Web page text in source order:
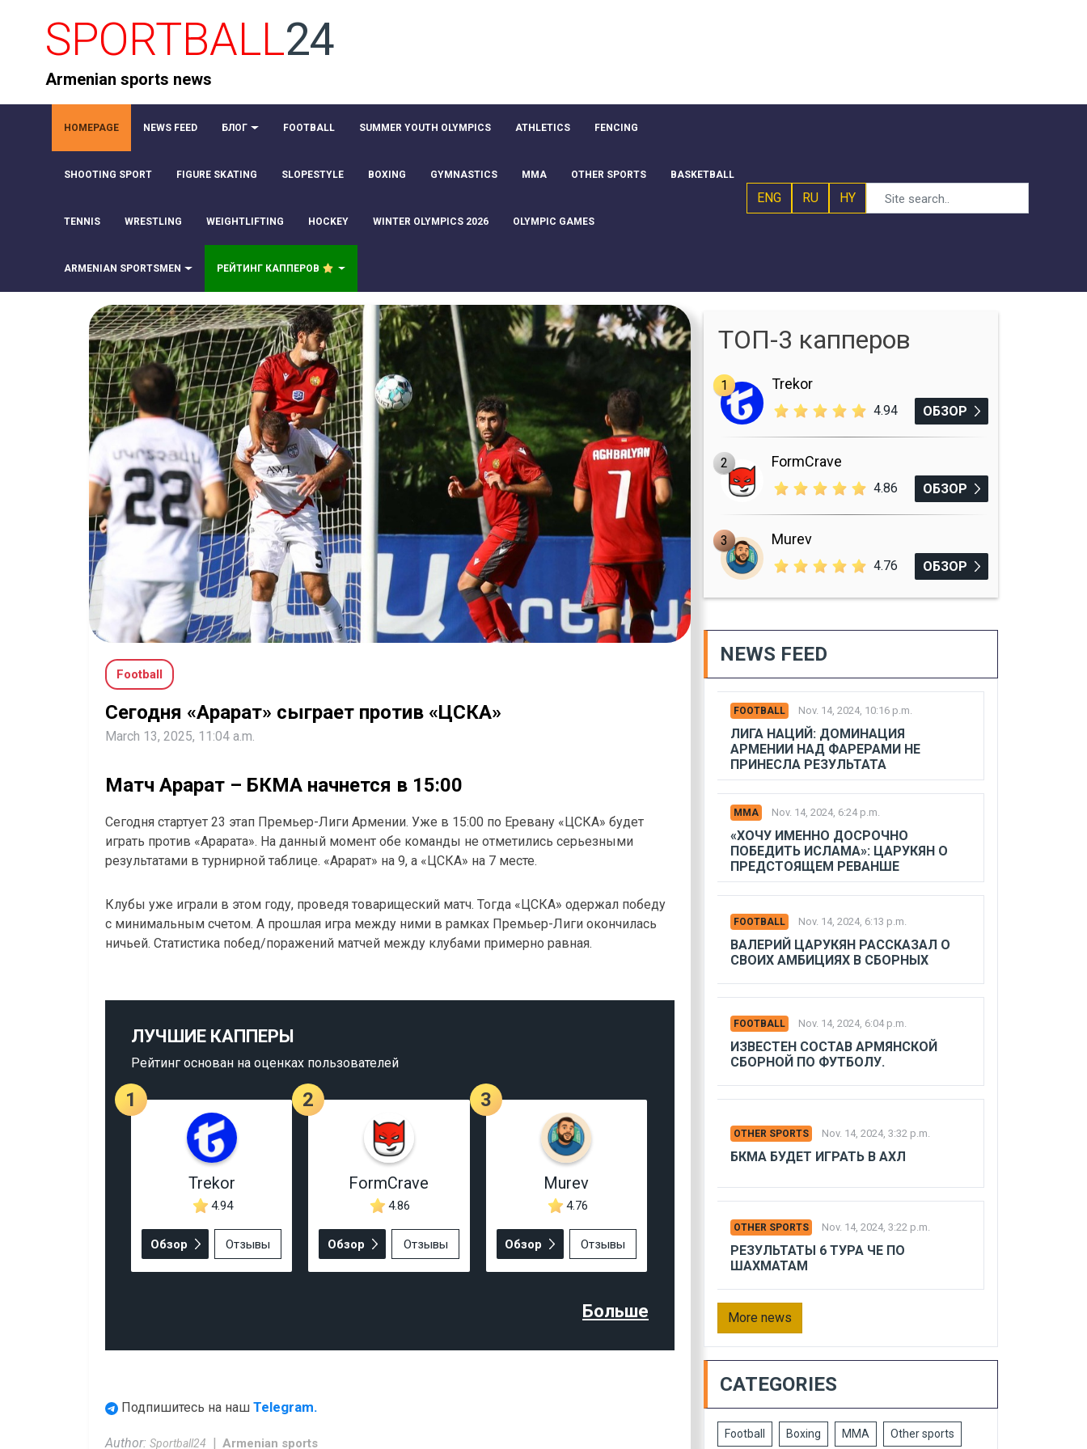
SPORTBALL24
Armenian sports news
HOMEPAGE NEWS FEED БЛОГ FOOTBALL SUMMER YOUTH OLYMPICS ATHLETICS FENCING
SHOOTING SPORT FIGURE SKATING SLOPESTYLE BOXING GYMNASTICS MMA OTHER SPORTS BASKETBALL
TENNIS WRESTLING WEIGHTLIFTING HOCKEY WINTER OLYMPICS 2026 OLYMPIC GAMES
ARMENIAN SPORTSMEN РЕЙТИНГ КАППЕРОВ
ENG RU HY
Football
Сегодня «Арарат» сыграет против «ЦСКА»
March 13, 2025, 11:04 a.m.
Матч Арарат – БКМА начнется в 15:00
Сегодня стартует 23 этап Премьер-Лиги Армении. Уже в 15:00 по Еревану «ЦСКА» будет
играть против «Арарата». На данный момент обе команды не отметились серьезными
результатами в турнирной таблице. «Арарат» на 9, а «ЦСКА» на 7 месте.
Клубы уже играли в этом году, проведя товарищеский матч. Тогда «ЦСКА» одержал победу
с минимальным счетом. А прошлая игра между ними в рамках Премьер-Лиги окончилась
ничьей. Статистика побед/поражений матчей между клубами примерно равная.
ЛУЧШИЕ КАППЕРЫ
Рейтинг основан на оценках пользователей
1
Trekor
4.94
Обзор Отзывы
2
FormCrave
4.86
Обзор Отзывы
3
Murev
4.76
Обзор Отзывы
Больше
Подпишитесь на наш Telegram.
Author: Sportball24 Armenian sports
ТОП-3 капперов
1 Trekor
4.94 ОБЗОР
2 FormCrave
4.86 ОБЗОР
3 Murev
4.76 ОБЗОР
NEWS FEED
FOOTBALL Nov. 14, 2024, 10:16 p.m.
ЛИГА НАЦИЙ: ДОМИНАЦИЯ
АРМЕНИИ НАД ФАРЕРАМИ НЕ
ПРИНЕСЛА РЕЗУЛЬТАТА
MMA Nov. 14, 2024, 6:24 p.m.
«ХОЧУ ИМЕННО ДОСРОЧНО
ПОБЕДИТЬ ИСЛАМА»: ЦАРУКЯН О
ПРЕДСТОЯЩЕМ РЕВАНШЕ
FOOTBALL Nov. 14, 2024, 6:13 p.m.
ВАЛЕРИЙ ЦАРУКЯН РАССКАЗАЛ О
СВОИХ АМБИЦИЯХ В СБОРНЫХ
FOOTBALL Nov. 14, 2024, 6:04 p.m.
ИЗВЕСТЕН СОСТАВ АРМЯНСКОЙ
СБОРНОЙ ПО ФУТБОЛУ.
OTHER SPORTS Nov. 14, 2024, 3:32 p.m.
БКМА БУДЕТ ИГРАТЬ В АХЛ
OTHER SPORTS Nov. 14, 2024, 3:22 p.m.
РЕЗУЛЬТАТЫ 6 ТУРА ЧЕ ПО
ШАХМАТАМ
More news
CATEGORIES
Football Boxing MMA Other sports